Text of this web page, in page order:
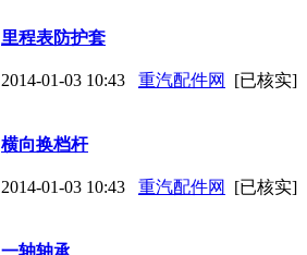
里程表防护套
2014-01-03 10:43 重汽配件网 [已核实]
横向换档杆
2014-01-03 10:43 重汽配件网 [已核实]
一轴轴承